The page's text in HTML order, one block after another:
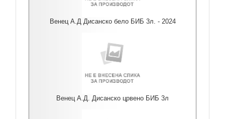
Венец А.Д Дисанско бело БИБ 3л. - 2024
Венец А.Д. Дисанско црвено БИБ 3л